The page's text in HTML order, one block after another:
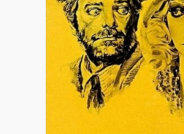
Acquista i biglietti